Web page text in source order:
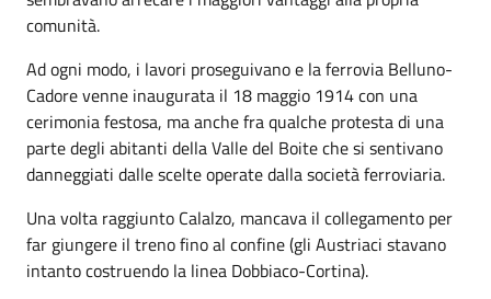
comunità.
Ad ogni modo, i lavori proseguivano e la ferrovia Belluno-
Cadore venne inaugurata il 18 maggio 1914 con una
cerimonia festosa, ma anche fra qualche protesta di una
parte degli abitanti della Valle del Boite che si sentivano
danneggiati dalle scelte operate dalla società ferroviaria.
Una volta raggiunto Calalzo, mancava il collegamento per
far giungere il treno fino al confine (gli Austriaci stavano
intanto costruendo la linea Dobbiaco-Cortina).